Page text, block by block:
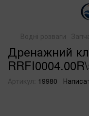
Водні розваги
Дренажний
Артикул: 19980